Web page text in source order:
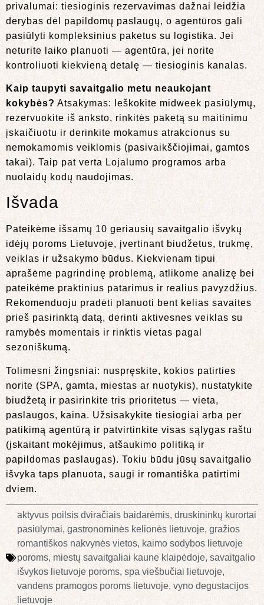
privalumai: tiesioginis rezervavimas dažnai leidžia
derybas dėl papildomų paslaugų, o agentūros gali
pasiūlyti kompleksinius paketus su logistika. Jei
neturite laiko planuoti — agentūra, jei norite
kontroliuoti kiekvieną detalę — tiesioginis kanalas.
Kaip taupyti savaitgalio metu neaukojant
kokybės? Atsakymas: Ieškokite midweek pasiūlymų,
rezervuokite iš anksto, rinkitės paketą su maitinimu
įskaičiuotu ir derinkite mokamus atrakcionus su
nemokamomis veiklomis (pasivaikščiojimai, gamtos
takai). Taip pat verta Lojalumo programos arba
nuolaidų kodų naudojimas.
Išvada
Pateikėme išsamų 10 geriausių savaitgalio išvykų
idėjų poroms Lietuvoje, įvertinant biudžetus, trukmę,
veiklas ir užsakymo būdus. Kiekvienam tipui
aprašėme pagrindinę problemą, atlikome analizę bei
pateikėme praktinius patarimus ir realius pavyzdžius.
Rekomenduoju pradėti planuoti bent kelias savaites
prieš pasirinktą datą, derinti aktivesnes veiklas su
ramybės momentais ir rinktis vietas pagal
sezoniškumą.
Tolimesni žingsniai: nuspręskite, kokios patirties
norite (SPA, gamta, miestas ar nuotykis), nustatykite
biudžetą ir pasirinkite tris prioritetus — vieta,
paslaugos, kaina. Užsisakykite tiesiogiai arba per
patikimą agentūrą ir patvirtinkite visas sąlygas raštu
(įskaitant mokėjimus, atšaukimo politiką ir
papildomas paslaugas). Tokiu būdu jūsų savaitgalio
išvyka taps planuota, saugi ir romantiška patirtimi
dviem.
aktyvus poilsis dviračiais baidarėmis, druskininkų kurortai
pasiūlymai, gastronominės kelionės lietuvoje, gražios
romantiškos nakvynės vietos, kaimo sodybos lietuvoje
poroms, miestų savaitgaliai kaune klaipėdoje, savaitgalio
išvykos lietuvoje poroms, spa viešbučiai lietuvoje,
vandens pramogos poroms lietuvoje, vyno degustacijos
lietuvoje